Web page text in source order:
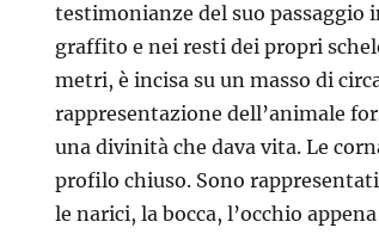
testimonianze del suo
graffito e nei resti dei propri
metri, è incisa su un masso di
rappresentazione dell’animale
una divinità che dava vita. Le
profilo chiuso. Sono
le narici, la bocca, l’occhio